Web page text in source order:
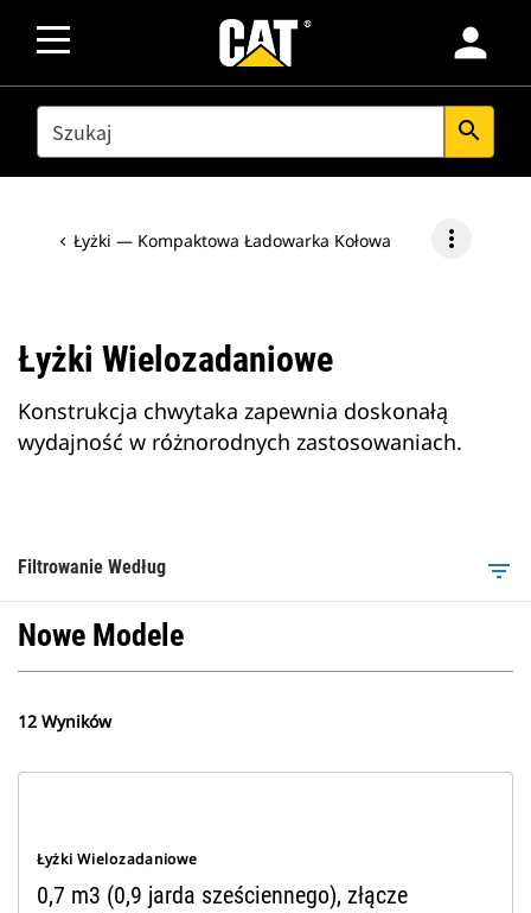
person
SEARCH search
Łyżki — Kompaktowa Ładowarka Kołowa more_vert
Łyżki Wielozadaniowe
Konstrukcja chwytaka zapewnia doskonałą
wydajność w różnorodnych zastosowaniach.
Filtrowanie Według filter_list
Nowe Modele
12 Wyników
Łyżki Wielozadaniowe
0,7 m3 (0,9 jarda sześciennego), złącze